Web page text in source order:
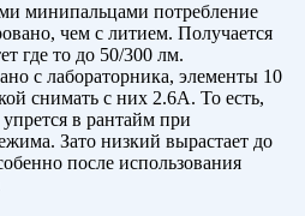
минипальцами потребление
чем с литием. Получается
где то до 50/300 лм.
с лабораторника, элементы 10
снимать с них 2.6А. То есть,
в рантайм при
Зато низкий вырастает до
после использования